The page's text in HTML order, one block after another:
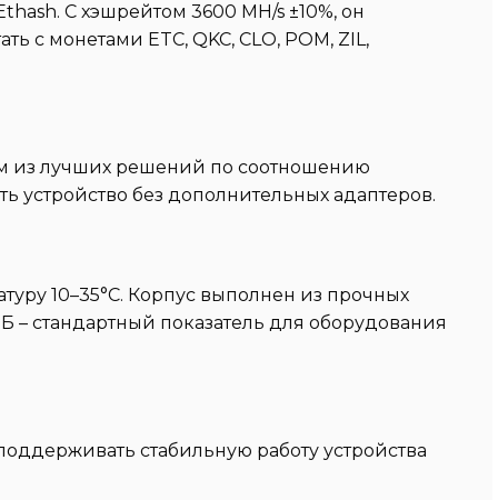
С хэшрейтом 3600 MH/s ±10%, он
с монетами ETC, QKC, CLO, POM, ZIL,
из лучших решений по соотношению
устройство без дополнительных адаптеров.
10–35°C. Корпус выполнен из прочных
стандартный показатель для оборудования
стабильную работу устройства